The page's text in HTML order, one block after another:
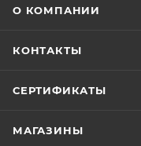
О КОМПАНИИ
КОНТАКТЫ
СЕРТИФИКАТЫ
МАГАЗИНЫ